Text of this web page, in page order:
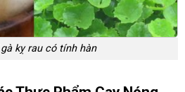
kỵ rau có tính hàn